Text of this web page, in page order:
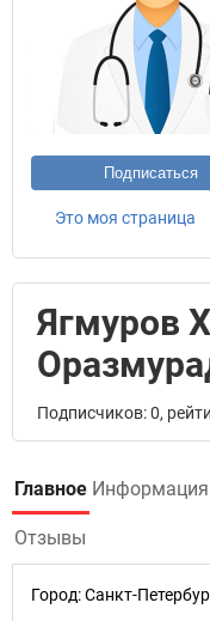
Подписаться
Это моя страница
Ягмуров
Подписчиков: 0,
Главное Информация
Отзывы
Город:Санкт-